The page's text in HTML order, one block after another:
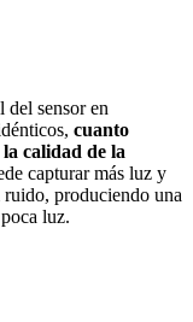
sensor en
cuanto
calidad de la
capturar más luz y
produciendo una
luz.